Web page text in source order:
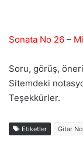
Sonata No 26 –
Soru, görüş,
Sitemdeki
Teşekkürler.
Etiketler Gitar